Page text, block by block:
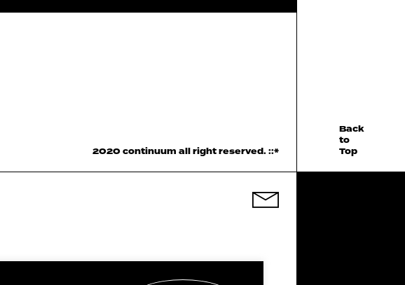
Back
to
Top
2020 continuum all right reserved.::*